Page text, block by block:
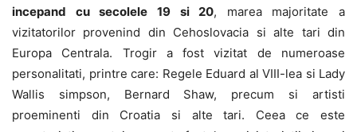
incepand cu secolele 19 si 20, marea majoritate a
vizitatorilor provenind din Cehoslovacia si alte tari din
Europa Centrala. Trogir a fost vizitat de numeroase
personalitati, printre care: Regele Eduard al VIII-lea si Lady
Wallis simpson, Bernard Shaw, precum si artisti
proeminenti din Croatia si alte tari. Ceea ce este